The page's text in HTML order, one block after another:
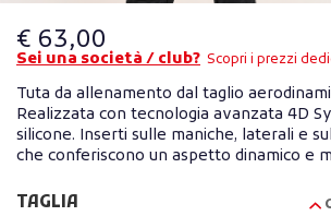
€ 63,00
Sei una società / club? Scopri i prezzi
Tuta da allenamento dal taglio
Realizzata con tecnologia avanzata 4D
silicone. Inserti sulle maniche, laterali e
che conferiscono un aspetto dinamico e
TAGLIA